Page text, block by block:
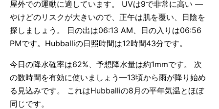
屋外での運動に適しています。 UVは9で非常に高い —
やけどのリスクが大きいので、正午は肌を覆い、日陰を
探しましょう。 日の出は06:13 AM、日の入りは06:56
PMです。Hubballiの日照時間は12時間43分です。
今日の降水確率は62%、予想降水量は約1mmです。 次
の数時間を有効に使いましょう—13頃から雨が降り始め
る見込みです。 これはHubballiの8月の平年気温とほぼ
同じです。